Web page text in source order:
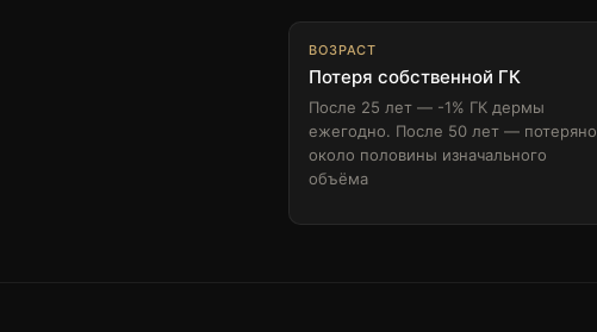
ВОЗРАСТ
Потеря собственной ГК
После 25 лет — -1% ГК дермы
ежегодно. После 50 лет — потеряно
около половины изначального
объёма